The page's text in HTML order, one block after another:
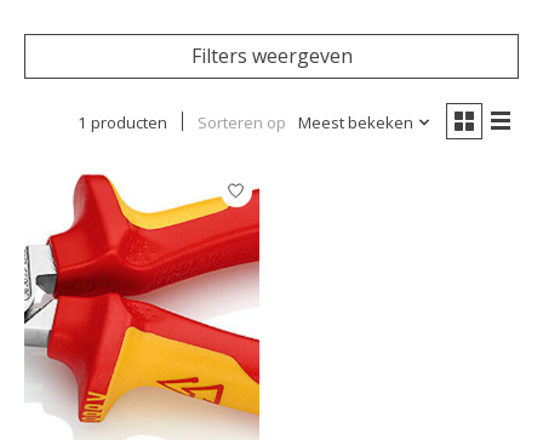
Filters weergeven
1 producten Sorteren op Meest bekeken